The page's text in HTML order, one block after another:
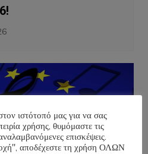
ιστότοπό μας για να σας
χρήσης, θυμόμαστε τις
επισκέψεις.
αποδέχεστε τη χρήση ΟΛΩΝ